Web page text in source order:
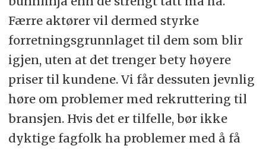
Færre aktører vil dermed styrke
forretningsgrunnlaget til dem som blir
igjen, uten at det trenger bety høyere
priser til kundene. Vi får dessuten jevnlig
høre om problemer med rekruttering til
bransjen. Hvis det er tilfelle, bør ikke
dyktige fagfolk ha problemer med å få